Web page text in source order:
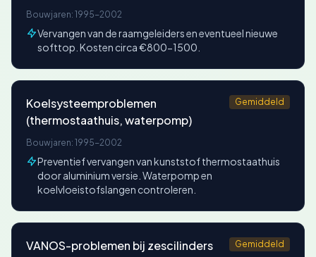
Bouwjaren: 1995-2002
Vervangen van de raamgeleiders en eventueel nieuwe
softtop. Kosten circa €800-1500.
Koelsysteemproblemen
(thermostaathuis, waterpomp)
Gemiddeld
Bouwjaren: 1995-2002
Preventief vervangen van kunststof thermostaathuis
door aluminium versie. Waterpomp en
koelvloeistofslangen controleren.
VANOS-problemen bij zescilinders Gemiddeld